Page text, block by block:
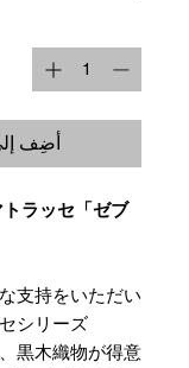
أضِف
ラッセ「ゼブ
支持をいただい
シリーズ。
黒木織物が得意